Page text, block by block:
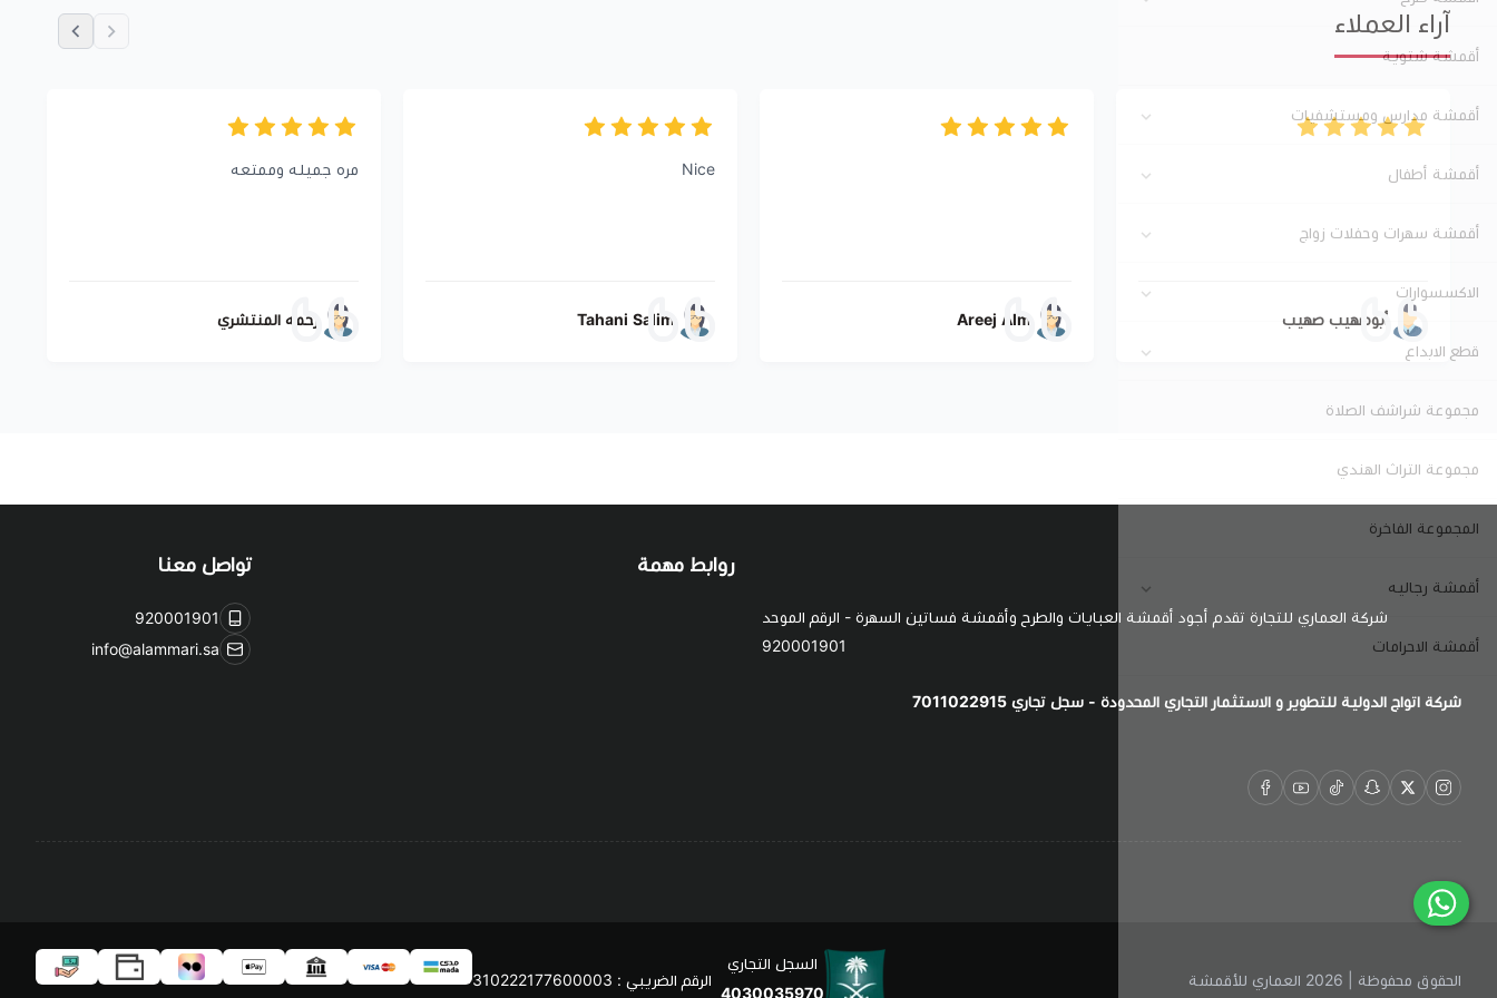
أقمشة شتوية
أقمشة مدارس ومستشفيات
أقمشة أطفال
أقمشة سهرات وحفلات زواج
الاكسسوارات
قطع الابداع
مجموعة شراشف الصلاة
مجموعة التراث الهندي
المجموعة الفاخرة
أقمشة رجاليه
أقمشة الاحرامات
آراء العملاء
أبوصهيب صهيب Areej Alm
Nice
Tahani Salim
مره جميله وممتعه
رحمه المنتشري
شركة العماري للتجارة تقدم أجود أقمشة العبايات والطرح وأقمشة فساتين السهرة - الرقم الموحد
920001901
شركة اتواج الدولية للتطوير و الاستثمار التجاري المحدودة - سجل تجاري 7011022915
روابط مهمة تواصل معنا
920001901
info@alammari.sa
الحقوق محفوظة | 2026 العماري للأقمشة
السجل التجاري
4030035970
الرقم الضريبي : 310222177600003